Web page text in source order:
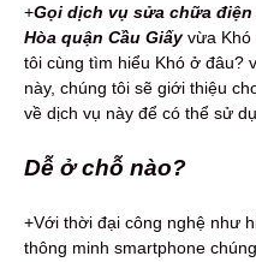
+Gọi dịch vụ sửa chữa
Hòa quận Cầu Giấyvừa Khó
tôi cùng tìm hiểu Khó ở đâu?
này, chúng tôi sẽ giới thiệu
về dịch vụ này để có thể sử
Dễ ở chỗ nào?
+Với thời đại công nghệ như
thông minh smartphone